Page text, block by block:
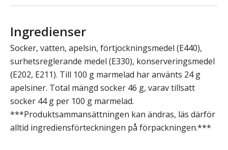
Ingredienser
Socker, vatten, apelsin, förtjockningsmedel (E440),
surhetsreglerande medel (E330), konserveringsmedel
(E202, E211). Till 100 g marmelad har använts 24 g
apelsiner. Total mängd socker 46 g, varav tillsatt
socker 44 g per 100 g marmelad.
***Produktsammansättningen kan ändras, läs därför
alltid ingrediensförteckningen på förpackningen.***